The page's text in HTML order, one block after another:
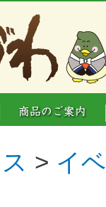
> イ